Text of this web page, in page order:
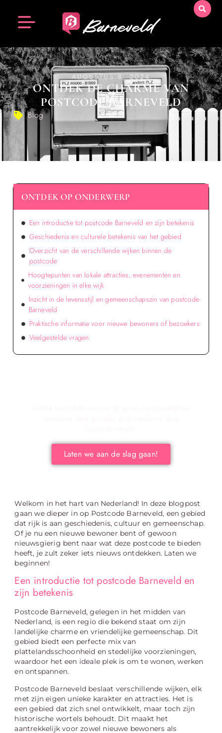
AUGUSTUS 8, 2024
ONTDEK DE CHARME VAN
POSTCODE BARNEVELD
Blog
Welkom in het hart van Nederland! In deze blogpost
gaan we dieper in op Postcode Barneveld, een gebied
dat rijk is aan geschiedenis, cultuur en gemeenschap.
Of je nu een nieuwe bewoner bent of gewoon
nieuwsgierig bent naar wat deze postcode te bieden
heeft, je zult zeker iets nieuws ontdekken. Laten we
beginnen!
Een introductie tot postcode Barneveld en
zijn betekenis
Postcode Barneveld, gelegen in het midden van
Nederland, is een regio die bekend staat om zijn
landelijke charme en vriendelijke gemeenschap. Dit
gebied biedt een perfecte mix van
plattelandsschoonheid en stedelijke voorzieningen,
waardoor het een ideale plek is om te wonen, werken
en ontspannen.
Postcode Barneveld beslaat verschillende wijken, elk
met zijn eigen unieke karakter en attracties. Het is
een gebied dat zich snel ontwikkelt, maar toch zijn
historische wortels behoudt. Dit maakt het
aantrekkelijk voor zowel nieuwe bewoners als
ONTDEK OP ONDERWERP
Een introductie tot postcode Barneveld en zijn betekenis
Geschiedenis en culturele betekenis van het gebied
Overzicht van de verschillende wijken binnen de
postcode
Hoogtepunten van lokale attracties, evenementen en
voorzieningen in elke wijk
Inzicht in de levensstijl en gemeenschapszin van postcode
Barneveld
Praktische informatie voor nieuwe bewoners of bezoekers
Veelgestelde vragen
Laten we aan de slag gaan!